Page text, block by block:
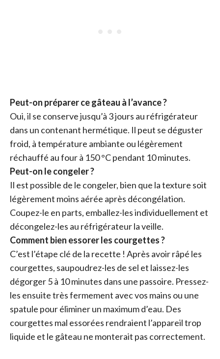
Peut-on préparer ce gâteau à l’avance ?
Oui, il se conserve jusqu’à 3 jours au réfrigérateur
dans un contenant hermétique. Il peut se déguster
froid, à température ambiante ou légèrement
réchauffé au four à 150 °C pendant 10 minutes.
Peut-on le congeler ?
Il est possible de le congeler, bien que la texture soit
légèrement moins aérée après décongélation.
Coupez-le en parts, emballez-les individuellement et
décongelez-les au réfrigérateur la veille.
Comment bien essorer les courgettes ?
C’est l’étape clé de la recette ! Après avoir râpé les
courgettes, saupoudrez-les de sel et laissez-les
dégorger 5 à 10 minutes dans une passoire. Pressez-
les ensuite très fermement avec vos mains ou une
spatule pour éliminer un maximum d’eau. Des
courgettes mal essorées rendraient l’appareil trop
liquide et le gâteau ne monterait pas correctement.